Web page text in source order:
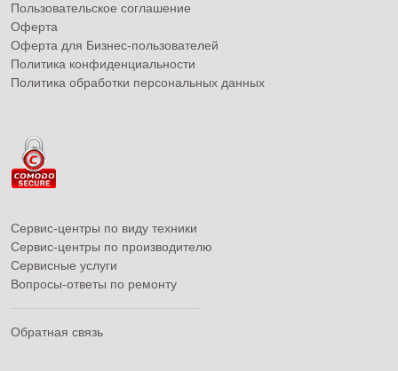
Пользовательское соглашение
Оферта
Оферта для Бизнес-пользователей
Политика конфиденциальности
Политика обработки персональных данных
Сервис-центры по виду техники
Сервис-центры по производителю
Сервисные услуги
Вопросы-ответы по ремонту
Обратная связь